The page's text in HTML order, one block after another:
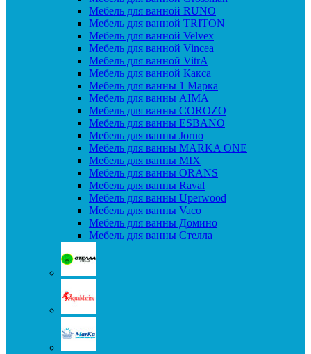
Мебель для ванной RUNO
Мебель для ванной TRITON
Мебель для ванной Velvex
Мебель для ванной Vincea
Мебель для ванной VitrA
Мебель для ванной Какса
Мебель для ванны 1 Марка
Мебель для ванны AIMA
Мебель для ванны COROZO
Мебель для ванны ESBANO
Мебель для ванны Jorno
Мебель для ванны MARKA ONE
Мебель для ванны MIX
Мебель для ванны ORANS
Мебель для ванны Raval
Мебель для ванны Uperwood
Мебель для ванны Vaco
Мебель для ванны Домино
Мебель для ванны Стелла